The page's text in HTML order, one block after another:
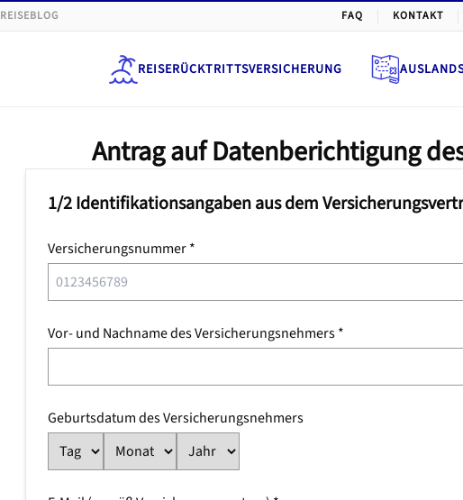
REISEBLOG FAQ KONTAKT
REISERÜCKTRITTSVERSICHERUNG
Antrag auf Datenberichtigung
1/2 Identifikationsangaben aus dem
Versicherungsnummer *
Vor- und Nachname des Versicherungsnehmers *
Geburtsdatum des Versicherungsnehmers